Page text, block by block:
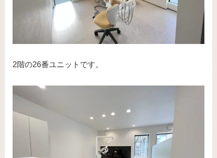
2階の26番ユニットです。